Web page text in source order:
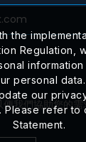
我們協助您的需
the
Regulation,
personal
our
Please refer to
Statement.